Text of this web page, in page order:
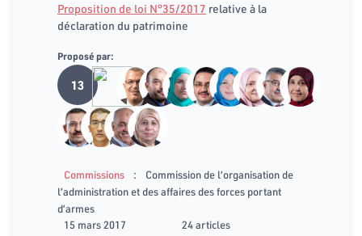
Proposition de loi N°35/2017 relative à la
déclaration du patrimoine
Proposé par:
13
Commissions :
Commission de l’organisation de
l’administration et des affaires des forces portant
d’armes
15 mars 2017
24 articles